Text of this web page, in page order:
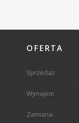
OFERTA
Sprzedaż
Wynajem
Zamiana